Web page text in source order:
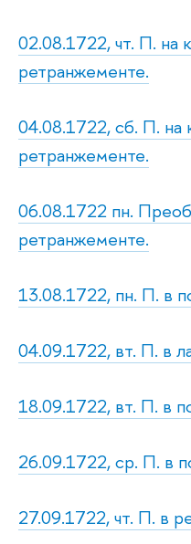
02.08.1722, чт. П. на
ретранжементе.
04.08.1722, сб. П. на
ретранжементе.
06.08.1722 пн.
ретранжементе.
13.08.1722, пн. П. в
04.09.1722, вт. П. в
18.09.1722, вт. П. в
26.09.1722, ср. П. в
27.09.1722, чт. П. в